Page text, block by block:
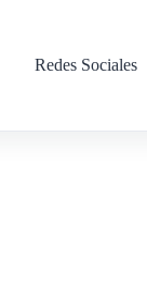
Redes Sociales